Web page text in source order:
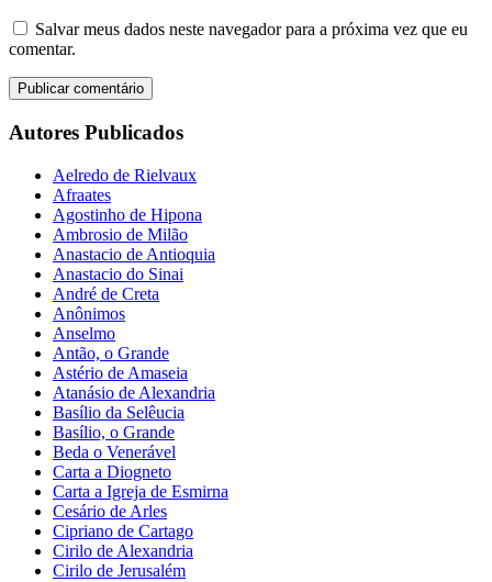
Salvar meus dados neste navegador para a próxima vez que eu
comentar.
Autores Publicados
Aelredo de Rielvaux
Afraates
Agostinho de Hipona
Ambrosio de Milão
Anastacio de Antioquia
Anastacio do Sinai
André de Creta
Anônimos
Anselmo
Antão, o Grande
Astério de Amaseia
Atanásio de Alexandria
Basílio da Selêucia
Basílio, o Grande
Beda o Venerável
Carta a Diogneto
Carta a Igreja de Esmirna
Cesário de Arles
Cipriano de Cartago
Cirilo de Alexandria
Cirilo de Jerusalém